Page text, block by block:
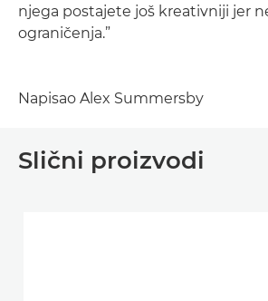
njega postajete još kreativniji jer
ograničenja.”
Napisao Alex Summersby
Slični proizvodi